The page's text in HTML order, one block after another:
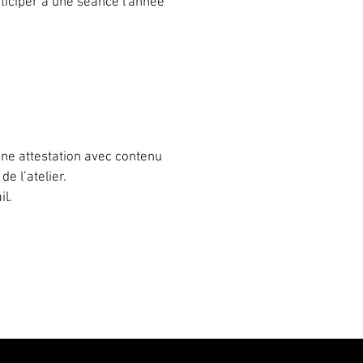
attestation avec contenu
l’atelier.